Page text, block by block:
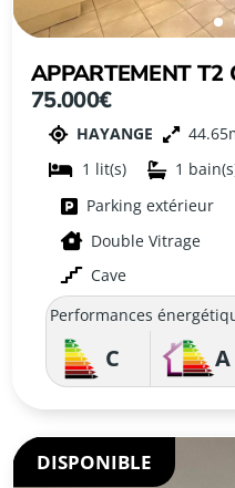
APPARTEMENT T2
POUR
75.000€
HAYANGE 44.65
1
1
Parking extérieur
Double Vitrage
Cave
Performances
C A
DISPONIBLE